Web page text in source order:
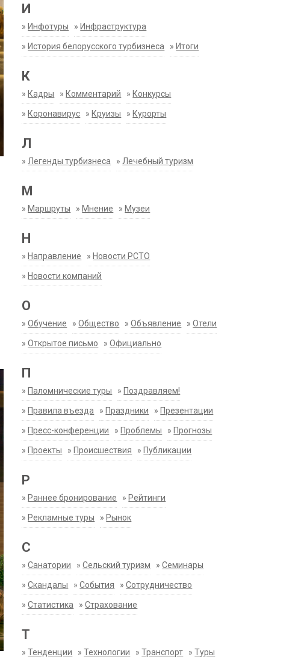
И
» Инфотуры » Инфраструктура
» История белорусского турбизнеса » Итоги
К
» Кадры » Комментарий » Конкурсы
» Коронавирус » Круизы » Курорты
Л
» Легенды турбизнеса » Лечебный туризм
М
» Маршруты » Мнение » Музеи
Н
» Направление » Новости РСТО
» Новости компаний
О
»Обучение »Общество »Объявление »Отели
»Открытое письмо »Официально
П
» Паломнические туры » Поздравляем!
» Правила въезда » Праздники » Презентации
» Пресс-конференции » Проблемы » Прогнозы
» Проекты » Происшествия » Публикации
Р
» Раннее бронирование » Рейтинги
» Рекламные туры » Рынок
С
»Санатории »Сельский туризм »Семинары
»Скандалы »События »Сотрудничество
»Статистика »Страхование
Т
»Тенденции »Технологии »Транспорт »Туры